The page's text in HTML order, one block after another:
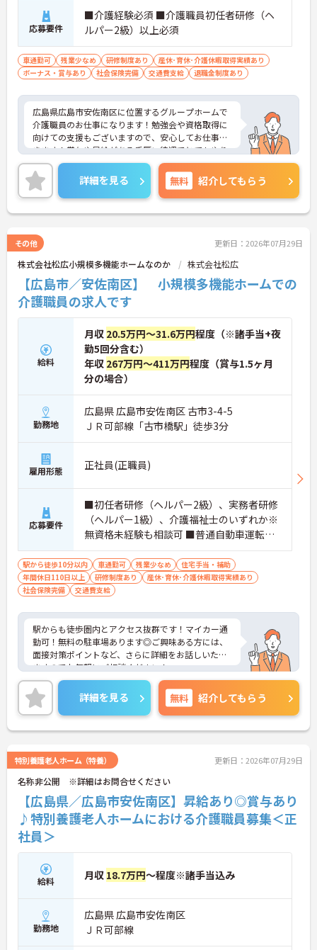
応募要件
■介護経験必須 ■介護職員初任者研修（ヘ
ルパー2級）以上必須
車通勤可 残業少なめ 研修制度あり
産休･育休･介護休暇取得実績あり
ボーナス・賞与あり
社会保険完備 交通費支給 退職金制度あり
広島県広島市安佐南区に位置するグループホームで
介護職員のお仕事になります！勉強会や資格取得に
向けての支援もございますので、安心してお仕事で
きます！賞与や昇給がある手厚い待遇でとてもやり
がいのある環境です！ご興味ある方は面接ポイント
をお伝えしますので、お気軽にお問い合わせくださ
い♪
詳細を見る 無料 紹介してもらう
その他 更新日：2026年07月29日
株式会社松広小規模多機能ホームなのか 株式会社松広
【広島市／安佐南区】 小規模多機能ホームでの
介護職員の求人です
給料
月収 20.5万円～31.6万円程度（※諸手当+夜
勤5回分含む）
年収 267万円～411万円程度（賞与1.5ヶ月
分の場合）
勤務地
広島県 広島市安佐南区 古市3-4-5
ＪＲ可部線「古市橋駅」徒歩3分
雇用形態 正社員(正職員)
応募要件
■初任者研修（ヘルパー2級）、実務者研修
（ヘルパー1級）、介護福祉士のいずれか※
無資格未経験も相談可 ■普通自動車運転免
許（AT限定可）
駅から徒歩10分以内 車通勤可 残業少なめ
住宅手当・補助
年間休日110日以上
研修制度あり
産休･育休･介護休暇取得実績あり
社会保険完備
交通費支給
駅からも徒歩圏内とアクセス抜群です！マイカー通
勤可！無料の駐車場あります◎ご興味ある方には、
面接対策ポイントなど、さらに詳細をお話しいたし
ますのでお気軽にご相談ください！
詳細を見る 無料 紹介してもらう
特別養護老人ホーム（特養） 更新日：2026年07月29日
名称非公開 ※詳細はお問合せください
【広島県／広島市安佐南区】昇給あり◎賞与あり
♪特別養護老人ホームにおける介護職員募集＜正
社員＞
給料 月収 18.7万円～程度※諸手当込み
勤務地
広島県 広島市安佐南区
ＪＲ可部線